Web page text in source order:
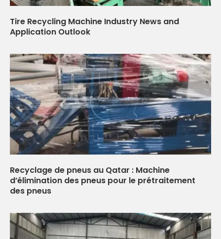
Tire Recycling Machine Industry News and
Application Outlook
Recyclage de pneus au Qatar : Machine
d’élimination des pneus pour le prétraitement
des pneus